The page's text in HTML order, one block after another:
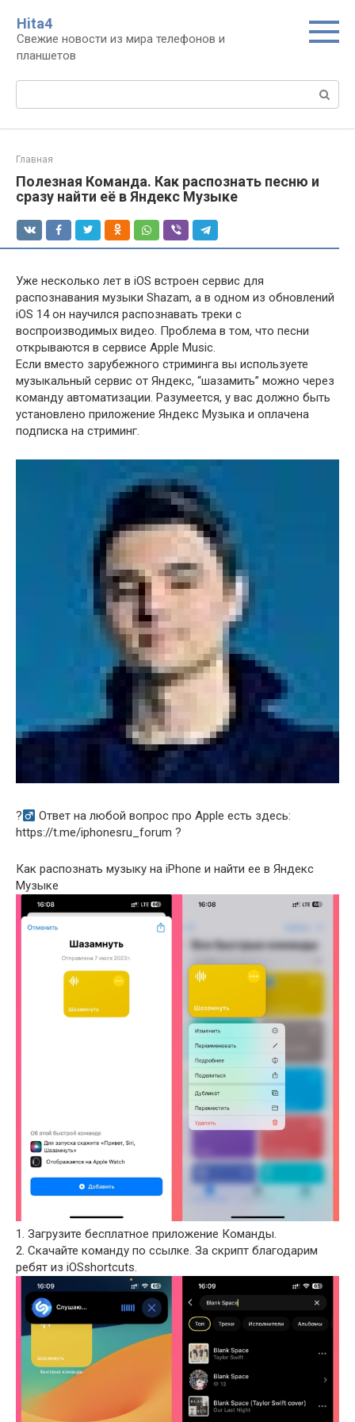
контенту
Нita4
Свежие новости из мира телефонов и
планшетов
Поиск:
Главная
Полезная Команда. Как распознать песню и
сразу найти её в Яндекс Музыке
Уже несколько лет в iOS встроен сервис для
распознавания музыки Shazam, а в одном из обновлений
iOS 14 он научился распознавать треки с
воспроизводимых видео. Проблема в том, что песни
открываются в сервисе Apple Music.
Если вместо зарубежного стриминга вы используете
музыкальный сервис от Яндекс, “шазамить” можно через
команду автоматизации. Разумеется, у вас должно быть
установлено приложение Яндекс Музыка и оплачена
подписка на стриминг.
?‍
Ответ на любой вопрос про Apple есть здесь:
https://t.me/iphonesru_forum ?
Как распознать музыку на iPhone и найти ее в Яндекс
Музыке
1. Загрузите бесплатное приложение Команды.
2. Скачайте команду по ссылке. За скрипт благодарим
ребят из iOSshortcuts.